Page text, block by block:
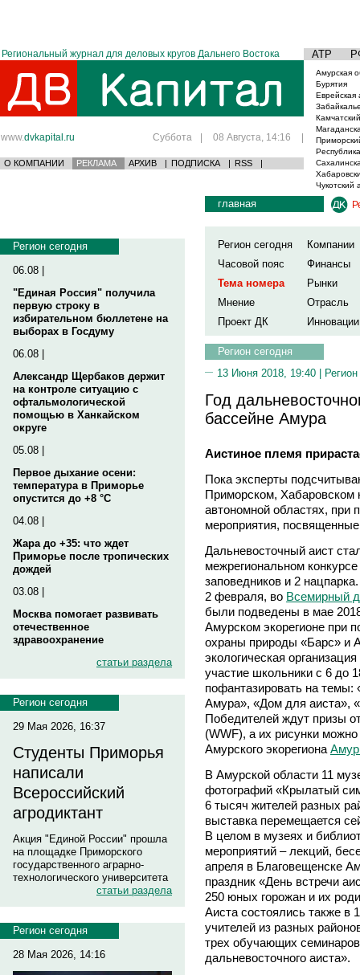
Региональный журнал для деловых кругов Дальнего Востока АТР
www.dvkapital.ru Суббота | 08 Августа, 14:16 |
О КОМПАНИИ РЕКЛАМА АРХИВ | ПОДПИСКА | RSS |
Амурская
Бурятия
Еврейская
Чукотский
Регион сегодня
06.08 |
"Единая Россия" получила
первую строку в
избирательном бюллетене на
выборах в Госдуму
06.08 |
Александр Щербаков держит
на контроле ситуацию с
офтальмологической
помощью в Ханкайском
округе
05.08 |
Первое дыхание осени:
температура в Приморье
опустится до +8 °C
04.08 |
Жара до +35: что ждет
Приморье после тропических
дождей
03.08 |
Москва помогает развивать
отечественное
здравоохранение
статьи раздела
Регион сегодня
29 Мая 2026, 16:37
Студенты Приморья
написали
Всероссийский
агродиктант
Акция "Единой России" прошла
на площадке Приморского
государственного аграрно-
технологического университета
статьи раздела
Регион сегодня
28 Мая 2026, 14:16
главная
Регион сегодня
Компании
Часовой пояс
Финансы
Тема номера
Рынки
Мнение
Отрасль
Проект ДК
Инновации
Регион сегодня
13 Июня 2018, 19:40 |
Год
бассейне Амура
Аистиное племя
Пока эксперты
Приморском, Хабаровском
автономной областях, при
мероприятия,
Дальневосточный аист
межрегиональном
заповедников и 2
2 февраля, во Всемирный
были подведены в мае
Амурском экорегионе при
охраны природы «Барс» и
экологическая
участие школьники с 6 до
пофантазировать на темы:
Амура», «Дом для аиста»,
Победителей ждут призы
(WWF), а их рисунки
Амурского экорегиона
В Амурской области 11
фотографий «Крылатый
6 тысяч жителей разных
выставка перемещается
В целом в музеях и
мероприятий – лекций,
апреля в Благовещенске
праздник «День встречи
250 юных горожан и их
Аиста состоялись также в
учителей из разных
трех обучающих
дальневосточного аиста».